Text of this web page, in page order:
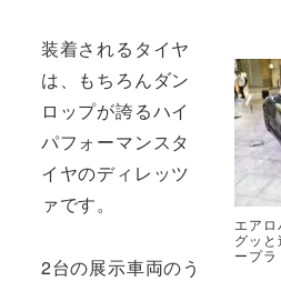
エアロ
グッ
ープラ
装着されるタイヤ
は、もちろんダン
ロップが誇るハイ
パフォーマンスタ
イヤのディレッツ
ァです。
2台の展示車両のう